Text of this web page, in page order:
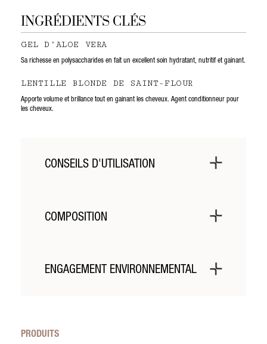
INGRÉDIENTS CLÉS
GEL D’ALOE VERA
Sa richesse en polysaccharides en fait un excellent soin hydratant, nutritif et gainant.
LENTILLE BLONDE DE SAINT-FLOUR
Apporte volume et brillance tout en gainant les cheveux. Agent conditionneur pour
les cheveux.
CONSEILS D'UTILISATION
rincer.
COMPOSITION
ENGAGEMENT ENVIRONNEMENTAL
PRODUITS